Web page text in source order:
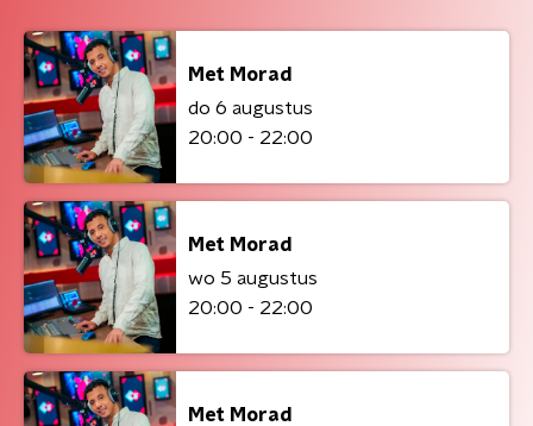
Met Morad
do 6 augustus
20:00 - 22:00
Met Morad
wo 5 augustus
20:00 - 22:00
Met Morad